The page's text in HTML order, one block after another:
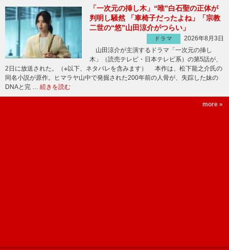
「一次元の挿し木」“唯”白石聖の正体が
判明し騒然 「車椅子だったよね」「宗教
二世の“悠”山田涼介がつらい」
ドラマ
2026年8月3日
山田涼介が主演するドラマ「一次元の挿し
木」（読売テレビ・日本テレビ系）の第5話が、
2日に放送された。（※以下、ネタバレを含みます） 本作は、松下龍之介氏の
同名小説が原作。ヒマラヤ山中で発掘された200年前の人骨が、失踪した妹の
DNAと完 … 続きを読む
more »